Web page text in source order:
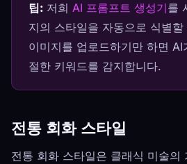
팁: 저희 AI 프롬프트 생성기를
지의 스타일을 자동으로 식별
이미지를 업로드하기만 하면
절한 키워드를 감지합니다.
전통 회화 스타일
전통 회화 스타일은 클래식 미술의